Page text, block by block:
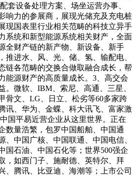
套设备处理方案、场坐运营办事、
响力的参展商，展现光储充及充电桩
现国表里行业相关范畴的科技立异手
系统和新型能源系统相关财产，全面
全财产链的新产物、新设备、新手
推进水、风、光、储、氢、输配电、
链各范畴的交换合做取融合成长，帮
能源财产的高质量成长。3、高交会
。微软、IBM、索尼、高通、三星、
骨文、LG、日立、松劣等60多家跨
讯、华为、金蝶、科大讯飞、富家激
国平易近营企业从这里世界。正在
数量浩繁，包罗中国船舶、中国通
、中国广核、中国联通、中国电信、
国石油、中国石化等；世界500强企
，如西门子、施耐德、英特尔、拜
、腾讯、比亚迪、海潮等；上市公司